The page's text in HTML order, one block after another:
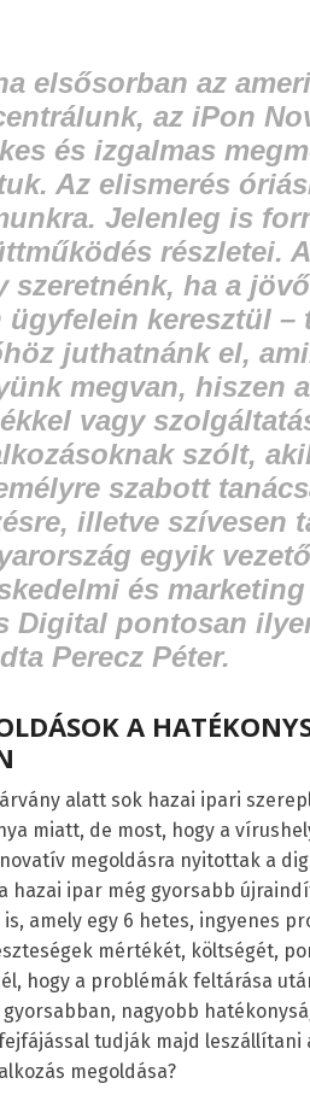
elsősorban az
az iPon
és izgalmas
Az elismerés
Jelenleg is
részletei.
szeretnénk, ha a
ügyfelein keresztül –
juthatnánk el,
megvan, hiszen
vagy
szólt,
szabott
illetve szívesen
egyik
és
Digital pontosan
Perecz Péter.
A
alatt sok hazai ipari
miatt, de most, hogy a
megoldásra nyitottak a
hazai ipar még gyorsabb
amely egy 6 hetes, ingyenes
mértékét, költségét,
hogy a problémák feltárása
nagyobb
tudják majd leszállítani
megoldása?